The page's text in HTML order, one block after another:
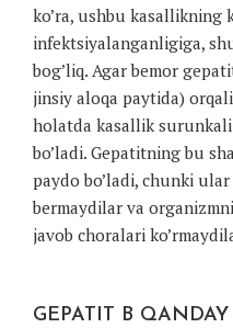
ko’ra, ushbu kasallikning
infektsiyalanganligiga,
bog’liq. Agar bemor
jinsiy aloqa paytida)
holatda kasallik
bo’ladi. Gepatitning bu
paydo bo’ladi, chunki
bermaydilar va
javob choralari
GEPATIT B